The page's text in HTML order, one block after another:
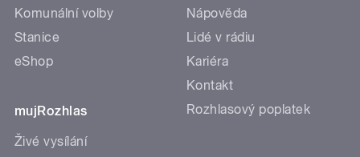
Komunální volby
Stanice
eShop
mujRozhlas
Živé vysílání
Nápověda
Lidé v rádiu
Kariéra
Kontakt
Rozhlasový poplatek